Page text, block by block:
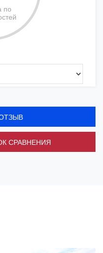
по
СРАВНЕНИЯ